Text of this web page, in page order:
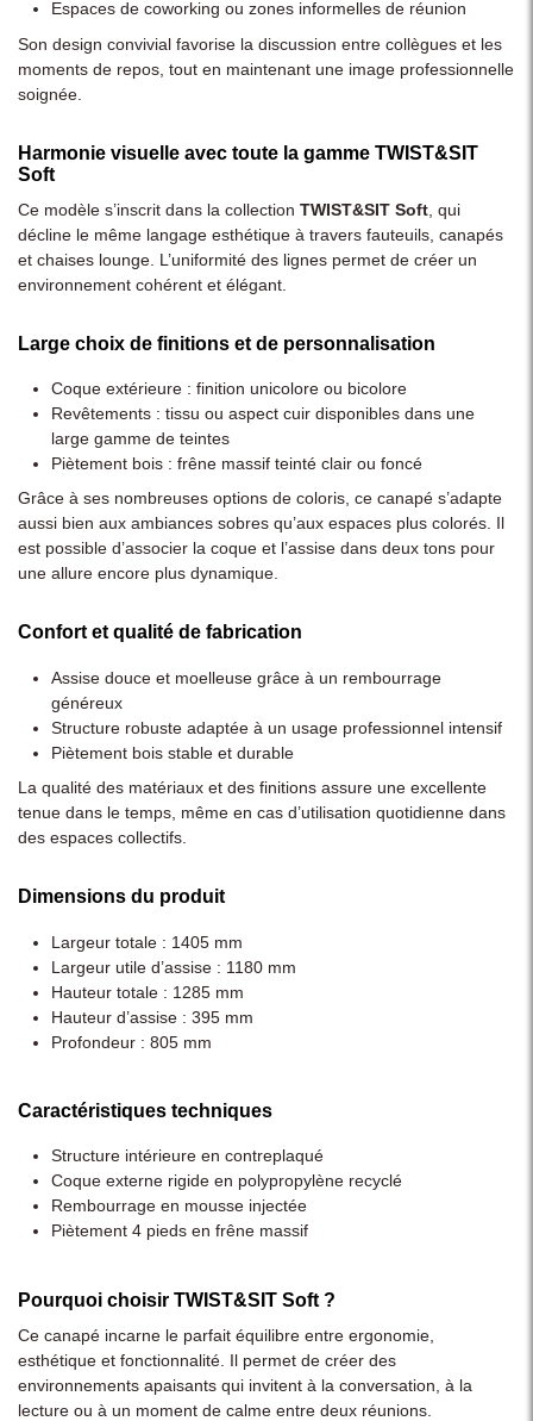
Espaces de coworking ou zones informelles de réunion
Son design convivial favorise la discussion entre collègues et les
moments de repos, tout en maintenant une image professionnelle
soignée.
Harmonie visuelle avec toute la gamme TWIST&SIT
Soft
Ce modèle s’inscrit dans la collection TWIST&SIT Soft , qui
décline le même langage esthétique à travers fauteuils, canapés
et chaises lounge. L’uniformité des lignes permet de créer un
environnement cohérent et élégant.
Large choix de finitions et de personnalisation
Coque extérieure : finition unicolore ou bicolore
Revêtements : tissu ou aspect cuir disponibles dans une
large gamme de teintes
Piètement bois : frêne massif teinté clair ou foncé
Grâce à ses nombreuses options de coloris, ce canapé s’adapte
aussi bien aux ambiances sobres qu’aux espaces plus colorés. Il
est possible d’associer la coque et l’assise dans deux tons pour
une allure encore plus dynamique.
Confort et qualité de fabrication
Assise douce et moelleuse grâce à un rembourrage
généreux
Structure robuste adaptée à un usage professionnel intensif
Piètement bois stable et durable
La qualité des matériaux et des finitions assure une excellente
tenue dans le temps, même en cas d’utilisation quotidienne dans
des espaces collectifs.
Dimensions du produit
Largeur totale : 1405 mm
Largeur utile d’assise : 1180 mm
Hauteur totale : 1285 mm
Hauteur d’assise : 395 mm
Profondeur : 805 mm
Caractéristiques techniques
Structure intérieure en contreplaqué
Coque externe rigide en polypropylène recyclé
Rembourrage en mousse injectée
Piètement 4 pieds en frêne massif
Pourquoi choisir TWIST&SIT Soft ?
Ce canapé incarne le parfait équilibre entre ergonomie,
esthétique et fonctionnalité. Il permet de créer des
environnements apaisants qui invitent à la conversation, à la
lecture ou à un moment de calme entre deux réunions.